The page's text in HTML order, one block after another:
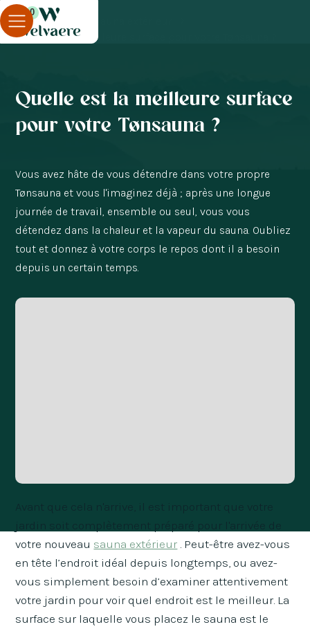
0
Blog
Quelle est la meilleure surface pour votre Tønsauna ?
Quelle est la meilleure surface
pour votre Tønsauna ?
Vous avez hâte de vous détendre dans votre propre
Tønsauna et vous l'imaginez déjà ; après une longue
journée de travail, ensemble ou seul, vous vous
détendez dans la chaleur et la vapeur du sauna. Oubliez
tout et donnez à votre corps le repos dont il a besoin
depuis un certain temps.
Avant que cela n'arrive, il est important que votre
jardin soit complètement préparé pour l'arrivée de
votre nouveau sauna extérieur . Peut-être avez-vous
en tête l’endroit idéal depuis longtemps, ou avez-
vous simplement besoin d’examiner attentivement
votre jardin pour voir quel endroit est le meilleur. La
surface sur laquelle vous placez le sauna est le